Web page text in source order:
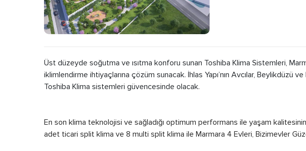
Üst düzeyde soğutma ve ısıtma konforu sunan Toshiba Klima Sistemleri,
iklimlendirme ihtiyaçlarına çözüm sunacak. İhlas Yapı’nın Avcılar,
Toshiba Klima sistemleri güvencesinde olacak.
En son klima teknolojisi ve sağladığı optimum performans ile yaşam
adet ticari split klima ve 8 multi split klima ile Marmara 4 Evleri, Bizimevler